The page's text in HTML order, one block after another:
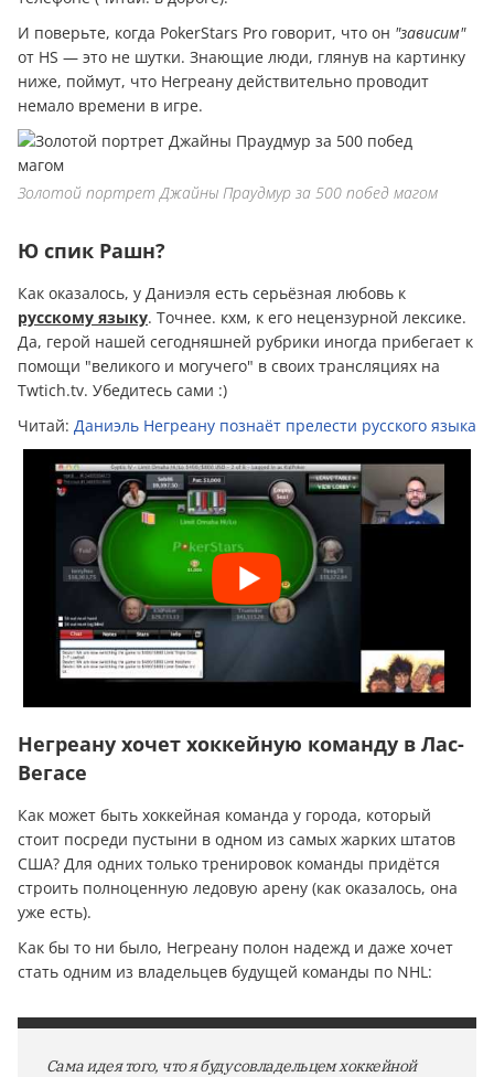
И поверьте, когда PokerStars Pro говорит, что он "зависим"
от HS — это не шутки. Знающие люди, глянув на картинку
ниже, поймут, что Негреану действительно проводит
немало времени в игре.
Золотой портрет Джайны Праудмур за 500 побед магом
Ю спик Рашн?
Как оказалось, у Даниэля есть серьёзная любовь к
русскому языку. Точнее. кхм, к его нецензурной лексике.
Да, герой нашей сегодняшней рубрики иногда прибегает к
помощи "великого и могучего" в своих трансляциях на
Twtich.tv. Убедитесь сами :)
Читай: Даниэль Негреану познаёт прелести русского языка
Негреану хочет хоккейную команду в Лас-
Вегасе
Как может быть хоккейная команда у города, который
стоит посреди пустыни в одном из самых жарких штатов
США? Для одних только тренировок команды придётся
строить полноценную ледовую арену (как оказалось, она
уже есть).
Как бы то ни было, Негреану полон надежд и даже хочет
стать одним из владельцев будущей команды по NHL:
Сама идея того, что я буду совладельцем хоккейной